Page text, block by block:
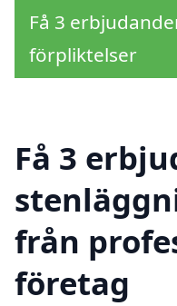
Få 3
förpliktelser
Få 3
från
företag